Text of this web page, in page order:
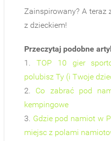
Zainspirowany? A teraz
z dzieckiem!
Przeczytaj podobne
1. TOP 10 gier
polubisz Ty (i Twoje
2. Co zabrać pod
kempingowe
3. Gdzie pod namiot w
miejsc z polami